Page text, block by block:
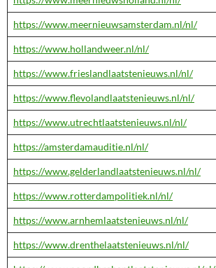
https://www.meernieuwsamsterdam.nl/nl/
https://www.hollandweer.nl/nl/
https://www.frieslandlaatstenieuws.nl/nl/
https://www.flevolandlaatstenieuws.nl/nl/
https://www.utrechtlaatstenieuws.nl/nl/
https://amsterdamauditie.nl/nl/
https://www.gelderlandlaatstenieuws.nl/nl/
https://www.rotterdampolitiek.nl/nl/
https://www.arnhemlaatstenieuws.nl/nl/
https://www.drenthelaatstenieuws.nl/nl/